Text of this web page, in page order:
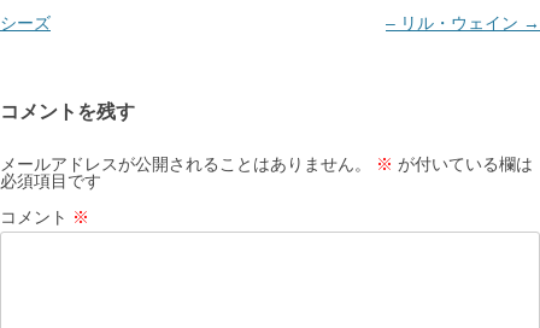
ナ
ー
シ
ョ
ン
シーズ
– リル・ウェイン →
コメントを残す
メールアドレスが公開されることはありません。 ※ が付いている欄は
必須項目です
コメント ※